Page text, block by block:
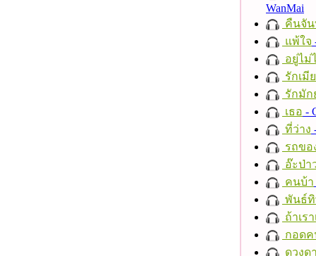
WanMai
คืนจั
แพ้ใจ
อยู่ไม่
รักเมี
รักมัก
เธอ -
ที่ว่าง
รถขอ
อ๊ะป่า
คนบ้า
พันธ์
ถ้าเร
กอดค
ดวงด